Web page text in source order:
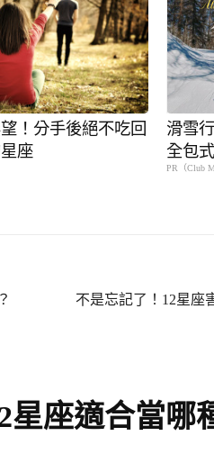
！分手後絕不吃回
座
滑雪
全包
場，
PR（Club
不是忘記了！12星座